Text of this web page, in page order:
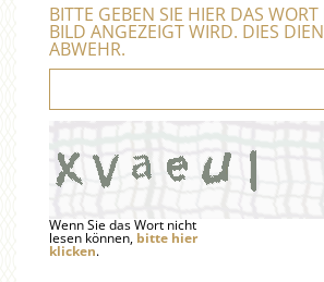
BITTE GEBEN SIE HIER DAS
BILD ANGEZEIGT WIRD. DIES
ABWEHR.
Wenn Sie das Wort nicht
lesen können, bitte hier
klicken.